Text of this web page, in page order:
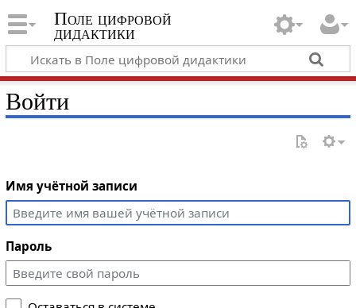
Поле цифровой
дидактики
Войти
Имя учётной записи
Пароль